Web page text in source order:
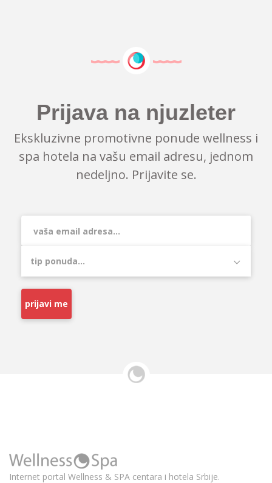
Prijava na njuzleter
Ekskluzivne promotivne ponude wellness i
spa hotela na vašu email adresu, jednom
nedeljno. Prijavite se.
prijavi me
Internet portal Wellness & SPA centara i hotela Srbije.